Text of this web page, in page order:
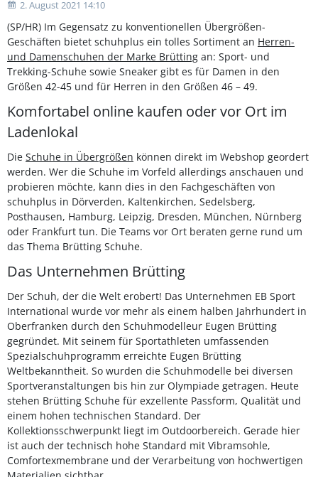
2. August 2021 14:10
(SP/HR) Im Gegensatz zu konventionellen Übergrößen-
Geschäften bietet schuhplus ein tolles Sortiment an Herren-
und Damenschuhen der Marke Brütting an: Sport- und
Trekking-Schuhe sowie Sneaker gibt es für Damen in den
Größen 42-45 und für Herren in den Größen 46 – 49.
Komfortabel online kaufen oder vor Ort im
Ladenlokal
Die Schuhe in Übergrößen können direkt im Webshop geordert
werden. Wer die Schuhe im Vorfeld allerdings anschauen und
probieren möchte, kann dies in den Fachgeschäften von
schuhplus in Dörverden, Kaltenkirchen, Sedelsberg,
Posthausen, Hamburg, Leipzig, Dresden, München, Nürnberg
oder Frankfurt tun. Die Teams vor Ort beraten gerne rund um
das Thema Brütting Schuhe.
Das Unternehmen Brütting
Der Schuh, der die Welt erobert! Das Unternehmen EB Sport
International wurde vor mehr als einem halben Jahrhundert in
Oberfranken durch den Schuhmodelleur Eugen Brütting
gegründet. Mit seinem für Sportathleten umfassenden
Spezialschuhprogramm erreichte Eugen Brütting
Weltbekanntheit. So wurden die Schuhmodelle bei diversen
Sportveranstaltungen bis hin zur Olympiade getragen. Heute
stehen Brütting Schuhe für exzellente Passform, Qualität und
einem hohen technischen Standard. Der
Kollektionsschwerpunkt liegt im Outdoorbereich. Gerade hier
ist auch der technisch hohe Standard mit Vibramsohle,
Comfortexmembrane und der Verarbeitung von hochwertigen